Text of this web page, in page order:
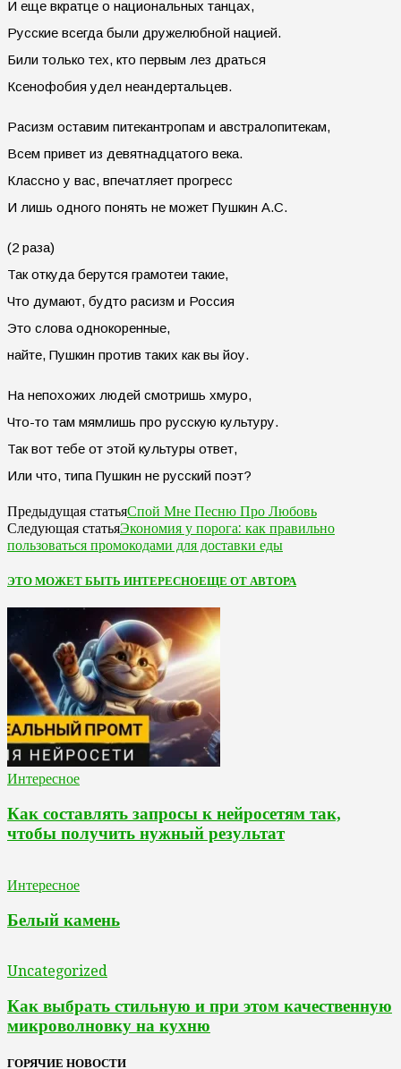
И еще вкратце о национальных танцах,
Русские всегда были дружелюбной нацией.
Били только тех, кто первым лез драться
Ксенофобия удел неандертальцев.
Расизм оставим питекантропам и австралопитекам,
Всем привет из девятнадцатого века.
Классно у вас, впечатляет прогресс
И лишь одного понять не может Пушкин А.С.
(2 раза)
Так откуда берутся грамотеи такие,
Что думают, будто расизм и Россия
Это слова однокоренные,
найте, Пушкин против таких как вы йоу.
На непохожих людей смотришь хмуро,
Что-то там мямлишь про русскую культуру.
Так вот тебе от этой культуры ответ,
Или что, типа Пушкин не русский поэт?
Предыдущая статьяСпой Мне Песню Про Любовь
Следующая статьяЭкономия у порога: как правильно
пользоваться промокодами для доставки еды
ЭТО МОЖЕТ БЫТЬ ИНТЕРЕСНОЕЩЕ ОТ АВТОРА
Интересное
Как составлять запросы к нейросетям так,
чтобы получить нужный результат
Интересное
Белый камень
Uncategorized
Как выбрать стильную и при этом качественную
микроволновку на кухню
ГОРЯЧИЕ НОВОСТИ